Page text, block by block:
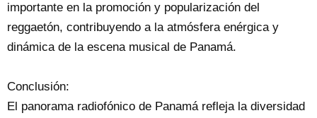
importante en la promoción y popularización del
reggaetón, contribuyendo a la atmósfera enérgica y
dinámica de la escena musical de Panamá.
Conclusión:
El panorama radiofónico de Panamá refleja la diversidad